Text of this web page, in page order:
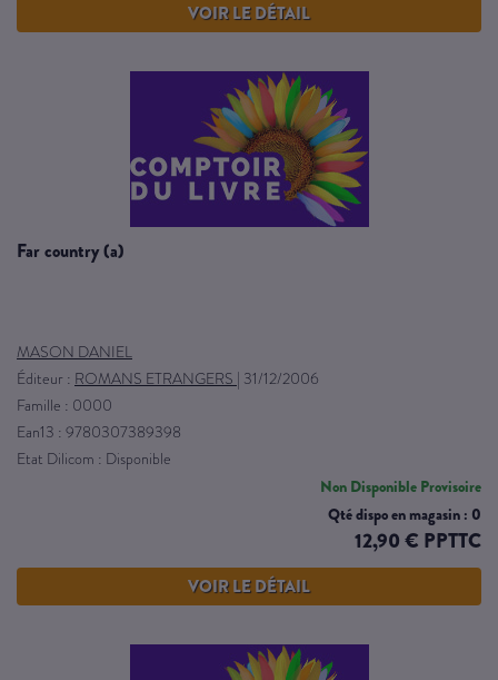
VOIR LE DÉTAIL
far country (a)
MASON DANIEL
Éditeur : ROMANS ETRANGERS | 31/12/2006
Famille : 0000
Ean13 : 9780307389398
Etat Dilicom : Disponible
Non Disponible Provisoire
Qté dispo en magasin : 0
12,90 € PPTTC
VOIR LE DÉTAIL